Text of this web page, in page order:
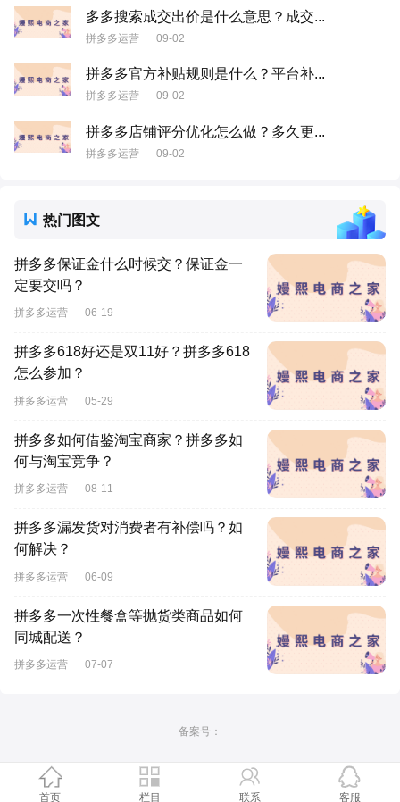
多多搜索成交出价是什么意思？成交...
拼多多运营 09-02
拼多多官方补贴规则是什么？平台补...
拼多多运营 09-02
拼多多店铺评分优化怎么做？多久更...
拼多多运营 09-02
热门图文
拼多多保证金什么时候交？保证金一
定要交吗？
拼多多运营 06-19
拼多多618好还是双11好？拼多多618
怎么参加？
拼多多运营 05-29
拼多多如何借鉴淘宝商家？拼多多如
何与淘宝竞争？
拼多多运营 08-11
拼多多漏发货对消费者有补偿吗？如
何解决？
拼多多运营 06-09
拼多多一次性餐盒等抛货类商品如何
同城配送？
拼多多运营 07-07
备案号：
首页 栏目 联系 客服